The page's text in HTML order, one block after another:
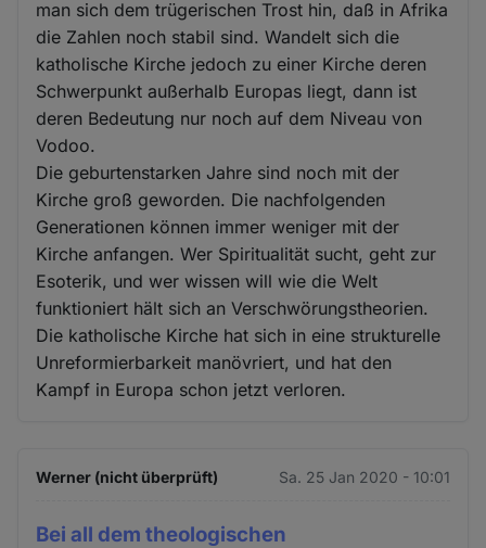
man sich dem trügerischen Trost hin, daß in Afrika
die Zahlen noch stabil sind. Wandelt sich die
katholische Kirche jedoch zu einer Kirche deren
Schwerpunkt außerhalb Europas liegt, dann ist
deren Bedeutung nur noch auf dem Niveau von
Vodoo.
Die geburtenstarken Jahre sind noch mit der
Kirche groß geworden. Die nachfolgenden
Generationen können immer weniger mit der
Kirche anfangen. Wer Spiritualität sucht, geht zur
Esoterik, und wer wissen will wie die Welt
funktioniert hält sich an Verschwörungstheorien.
Die katholische Kirche hat sich in eine strukturelle
Unreformierbarkeit manövriert, und hat den
Kampf in Europa schon jetzt verloren.
Werner (nicht überprüft) Sa. 25 Jan 2020 - 10:01
Bei all dem theologischen